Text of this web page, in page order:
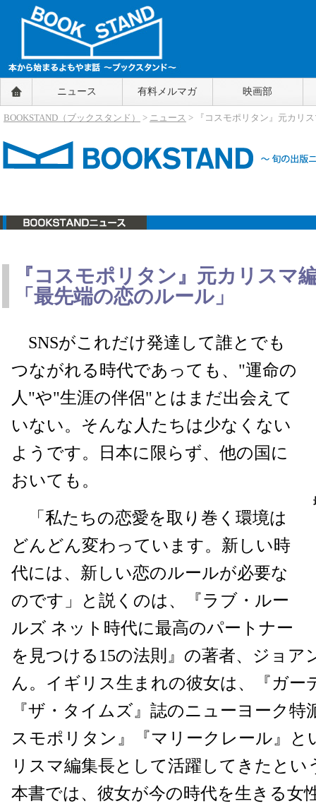
BOOKSTAND（ブックスタンド）
～本から始まるよもやま話～
BOOKSTAND（ブ
ニュース 有料メルマガ 映画部
BOOKSTAND（ブックスタンド） > ニュース > 『コスモポリタン』元カリ
『コスモポリタン』元カリスマ
「最先端の恋のルール」
SNSがこれだけ発達して誰とでも
つながれる時代であっても、"運命の
人"や"生涯の伴侶"とはまだ出会えて
いない。そんな人たちは少なくない
ようです。日本に限らず、他の国に
おいても。
「私たちの恋愛を取り巻く環境は
どんどん変わっています。新しい時
代には、新しい恋のルールが必要な
のです」と説くのは、『ラブ・ルー
ルズ ネット時代に最高のパートナー
を見つける15の法則』の著者、ジョア
ん。イギリス生まれの彼女は、『ガー
『ザ・タイムズ』誌のニューヨーク特
スモポリタン』『マリークレール』と
リスマ編集長として活躍してきたとい
本書では、彼女が今の時代を生きる女